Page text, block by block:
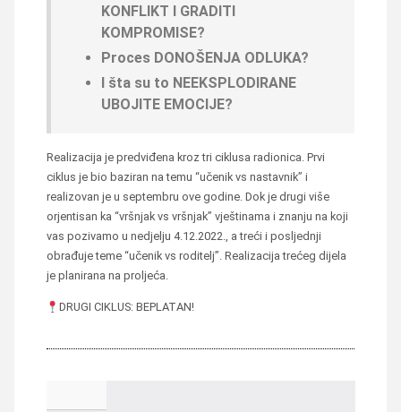
KONFLIKT I GRADITI
KOMPROMISE?
Proces DONOŠENJA ODLUKA?
I šta su to NEEKSPLODIRANE
UBOJITE EMOCIJE?
Realizacija je predviđena kroz tri ciklusa radionica. Prvi
ciklus je bio baziran na temu “učenik vs nastavnik” i
realizovan je u septembru ove godine. Dok je drugi više
orjentisan ka “vršnjak vs vršnjak” vještinama i znanju na koji
vas pozivamo u nedjelju 4.12.2022., a treći i posljednji
obrađuje teme “učenik vs roditelj”. Realizacija trećeg dijela
je planirana na proljeća.
DRUGI CIKLUS: BEPLATAN!